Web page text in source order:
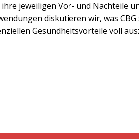
jeweiligen Vor- und Nachteile
diskutieren wir, was
Gesundheitsvorteile voll